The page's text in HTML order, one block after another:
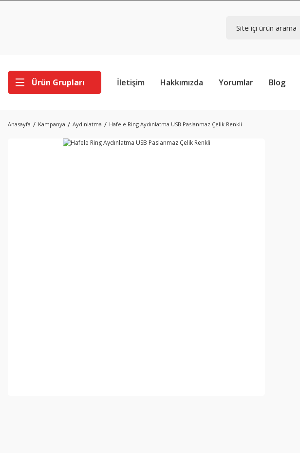
Ürün Grupları İletişim Hakkımızda Yorumlar Blog
Anasayfa Kampanya Aydınlatma Hafele Ring Aydınlatma USB Paslanmaz Çelik Renkli